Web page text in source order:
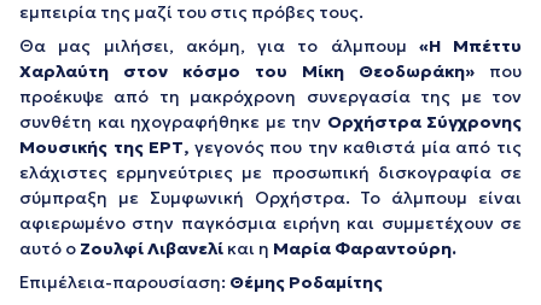
εμπειρία της μαζί του στις πρόβες τους.
Θα μας μιλήσει, ακόμη, για το άλμπουμ «Η Μπέττυ
Χαρλαύτη στον κόσμο του Μίκη Θεοδωράκη» που
προέκυψε από τη μακρόχρονη συνεργασία της με τον
συνθέτη και ηχογραφήθηκε με την Ορχήστρα Σύγχρονης
Μουσικής της ΕΡΤ, γεγονός που την καθιστά μία από τις
ελάχιστες ερμηνεύτριες με προσωπική δισκογραφία σε
σύμπραξη με Συμφωνική Ορχήστρα. Το άλμπουμ είναι
αφιερωμένο στην παγκόσμια ειρήνη και συμμετέχουν σε
αυτό ο Ζουλφί Λιβανελί και η Μαρία Φαραντούρη.
Επιμέλεια-παρουσίαση: Θέμης Ροδαμίτης